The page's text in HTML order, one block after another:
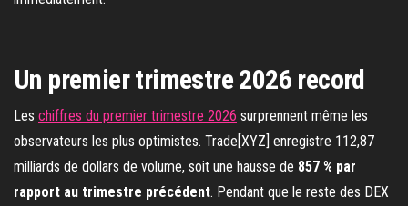
Un premier trimestre 2026 record
Les chiffres du premier trimestre 2026 surprennent même les
observateurs les plus optimistes. Trade[XYZ] enregistre 112,87
milliards de dollars de volume, soit une hausse de 857 % par
rapport au trimestre précédent. Pendant que le reste des DEX